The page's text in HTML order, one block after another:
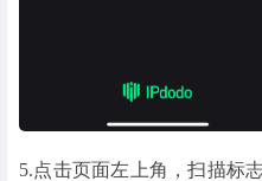
5.点击页面左上角，扫描标